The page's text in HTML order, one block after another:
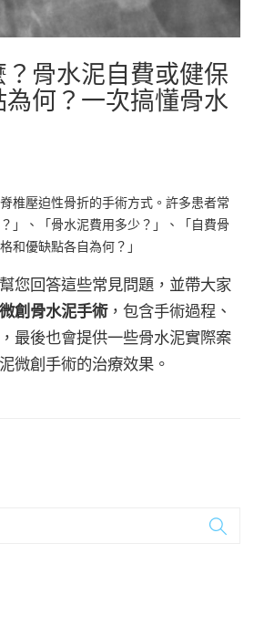
骨水泥自費或健保
何？一次搞懂骨水
椎壓迫性骨折的手術方式。許多患者常
」、「骨水泥費用多少？」、「自費骨
和優缺點各自為何？」
您回答這些常見問題，並帶大家
微創骨水泥手術，包含手術過程、
最後也會提供一些骨水泥實際案
微創手術的治療效果。